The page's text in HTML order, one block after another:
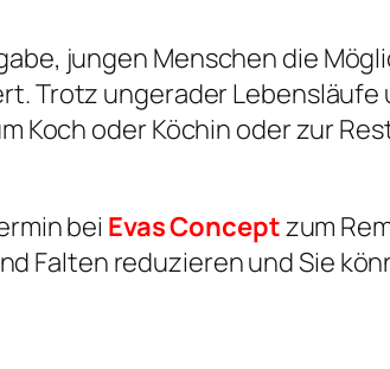
jungen Menschen die
Trotz ungerader
Koch oder Köchin oder zur
bei Evas Conceptzum
Falten reduzieren und Sie